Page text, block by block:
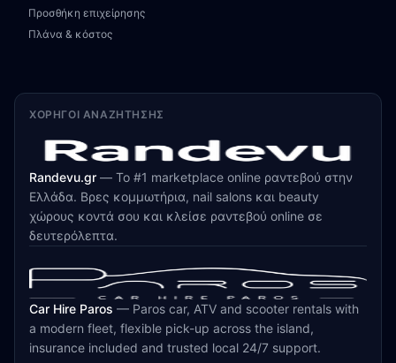
Προσθήκη επιχείρησης
Πλάνα & κόστος
ΧΟΡΗΓΟΊ ΑΝΑΖΉΤΗΣΗΣ
Randevu.gr — Το #1 marketplace online ραντεβού στην
Ελλάδα. Βρες κομμωτήρια, nail salons και beauty
χώρους κοντά σου και κλείσε ραντεβού online σε
δευτερόλεπτα.
Car Hire Paros — Paros car, ATV and scooter rentals with
a modern fleet, flexible pick-up across the island,
insurance included and trusted local 24/7 support.